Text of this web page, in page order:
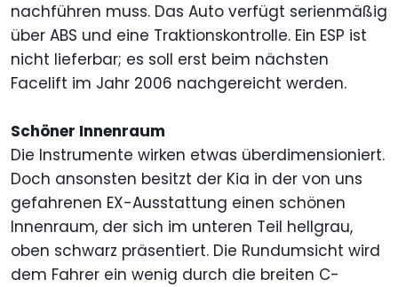
nachführen muss. Das Auto verfügt serienmäßig
über ABS und eine Traktionskontrolle. Ein ESP ist
nicht lieferbar; es soll erst beim nächsten
Facelift im Jahr 2006 nachgereicht werden.
Schöner Innenraum
Die Instrumente wirken etwas überdimensioniert.
Doch ansonsten besitzt der Kia in der von uns
gefahrenen EX-Ausstattung einen schönen
Innenraum, der sich im unteren Teil hellgrau,
oben schwarz präsentiert. Die Rundumsicht wird
dem Fahrer ein wenig durch die breiten C-